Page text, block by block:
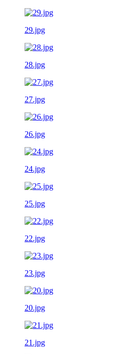
29.jpg
28.jpg
27.jpg
26.jpg
24.jpg
25.jpg
22.jpg
23.jpg
20.jpg
21.jpg